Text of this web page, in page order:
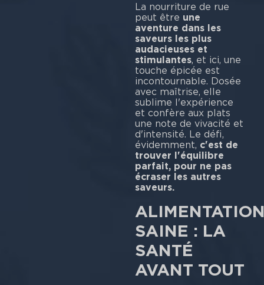
La nourriture de rue
peut être une
aventure dans les
saveurs les plus
audacieuses et
stimulantes, et ici, une
touche épicée est
incontournable. Dosée
avec maîtrise, elle
sublime l'expérience
et confère aux plats
une note de vivacité et
d'intensité. Le défi,
évidemment, c'est de
trouver l'équilibre
parfait, pour ne pas
écraser les autres
saveurs.
SAINE : LA
SANTÉ
AVANT TOUT